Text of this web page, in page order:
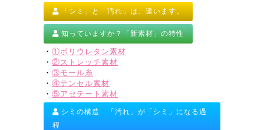
「シミ」と「汚れ」は、違います。
知っていますか？「新素材」の特性
・ ①ポリウレタン素材
・ ②ストレッチ素材
・ ③モール糸
・ ④テンセル素材
・ ⑤アセテート素材
シミの構造 「汚れ」が「シミ」になる過
程